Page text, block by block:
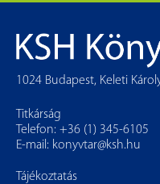
1024 Budapest, Keleti
Titkárság
Telefon: +36 (1) 345-6105
E-mail: konyvtar@ksh.hu
Tájékoztatás